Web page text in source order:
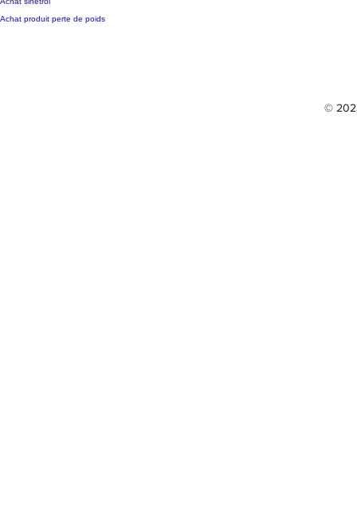
Achat produit perte de poids
©